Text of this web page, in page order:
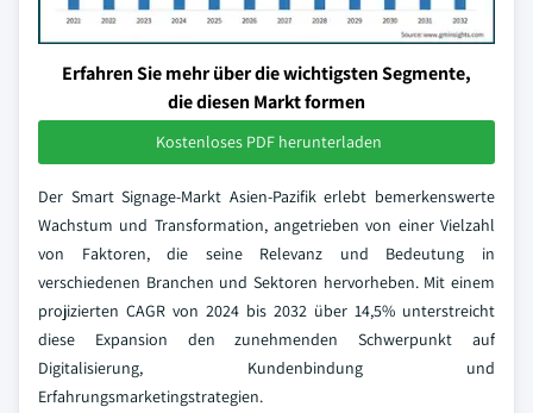
Erfahren Sie mehr über die wichtigsten Segmente,
die diesen Markt formen
Kostenloses PDF herunterladen
Der Smart Signage-Markt Asien-Pazifik erlebt bemerkenswerte
Wachstum und Transformation, angetrieben von einer Vielzahl
von Faktoren, die seine Relevanz und Bedeutung in
verschiedenen Branchen und Sektoren hervorheben. Mit einem
projizierten CAGR von 2024 bis 2032 über 14,5% unterstreicht
diese Expansion den zunehmenden Schwerpunkt auf
Digitalisierung, Kundenbindung und
Erfahrungsmarketingstrategien.